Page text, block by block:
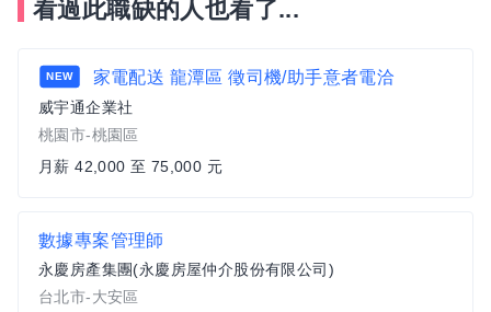
看過此職缺的人也看了...
NEW 家電配送 龍潭區 徵司機/助手意者電洽
威宇通企業社
桃園市-桃園區
月薪 42,000 至 75,000 元
數據專案管理師
永慶房產集團(永慶房屋仲介股份有限公司)
台北市-大安區